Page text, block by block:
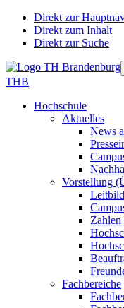
Direkt zur
Direkt zum Inhalt
Direkt zur Suche
THB
Hochschule
Aktuelles
News
Vorstellung
Leitbild
Zahlen
Fachbereiche